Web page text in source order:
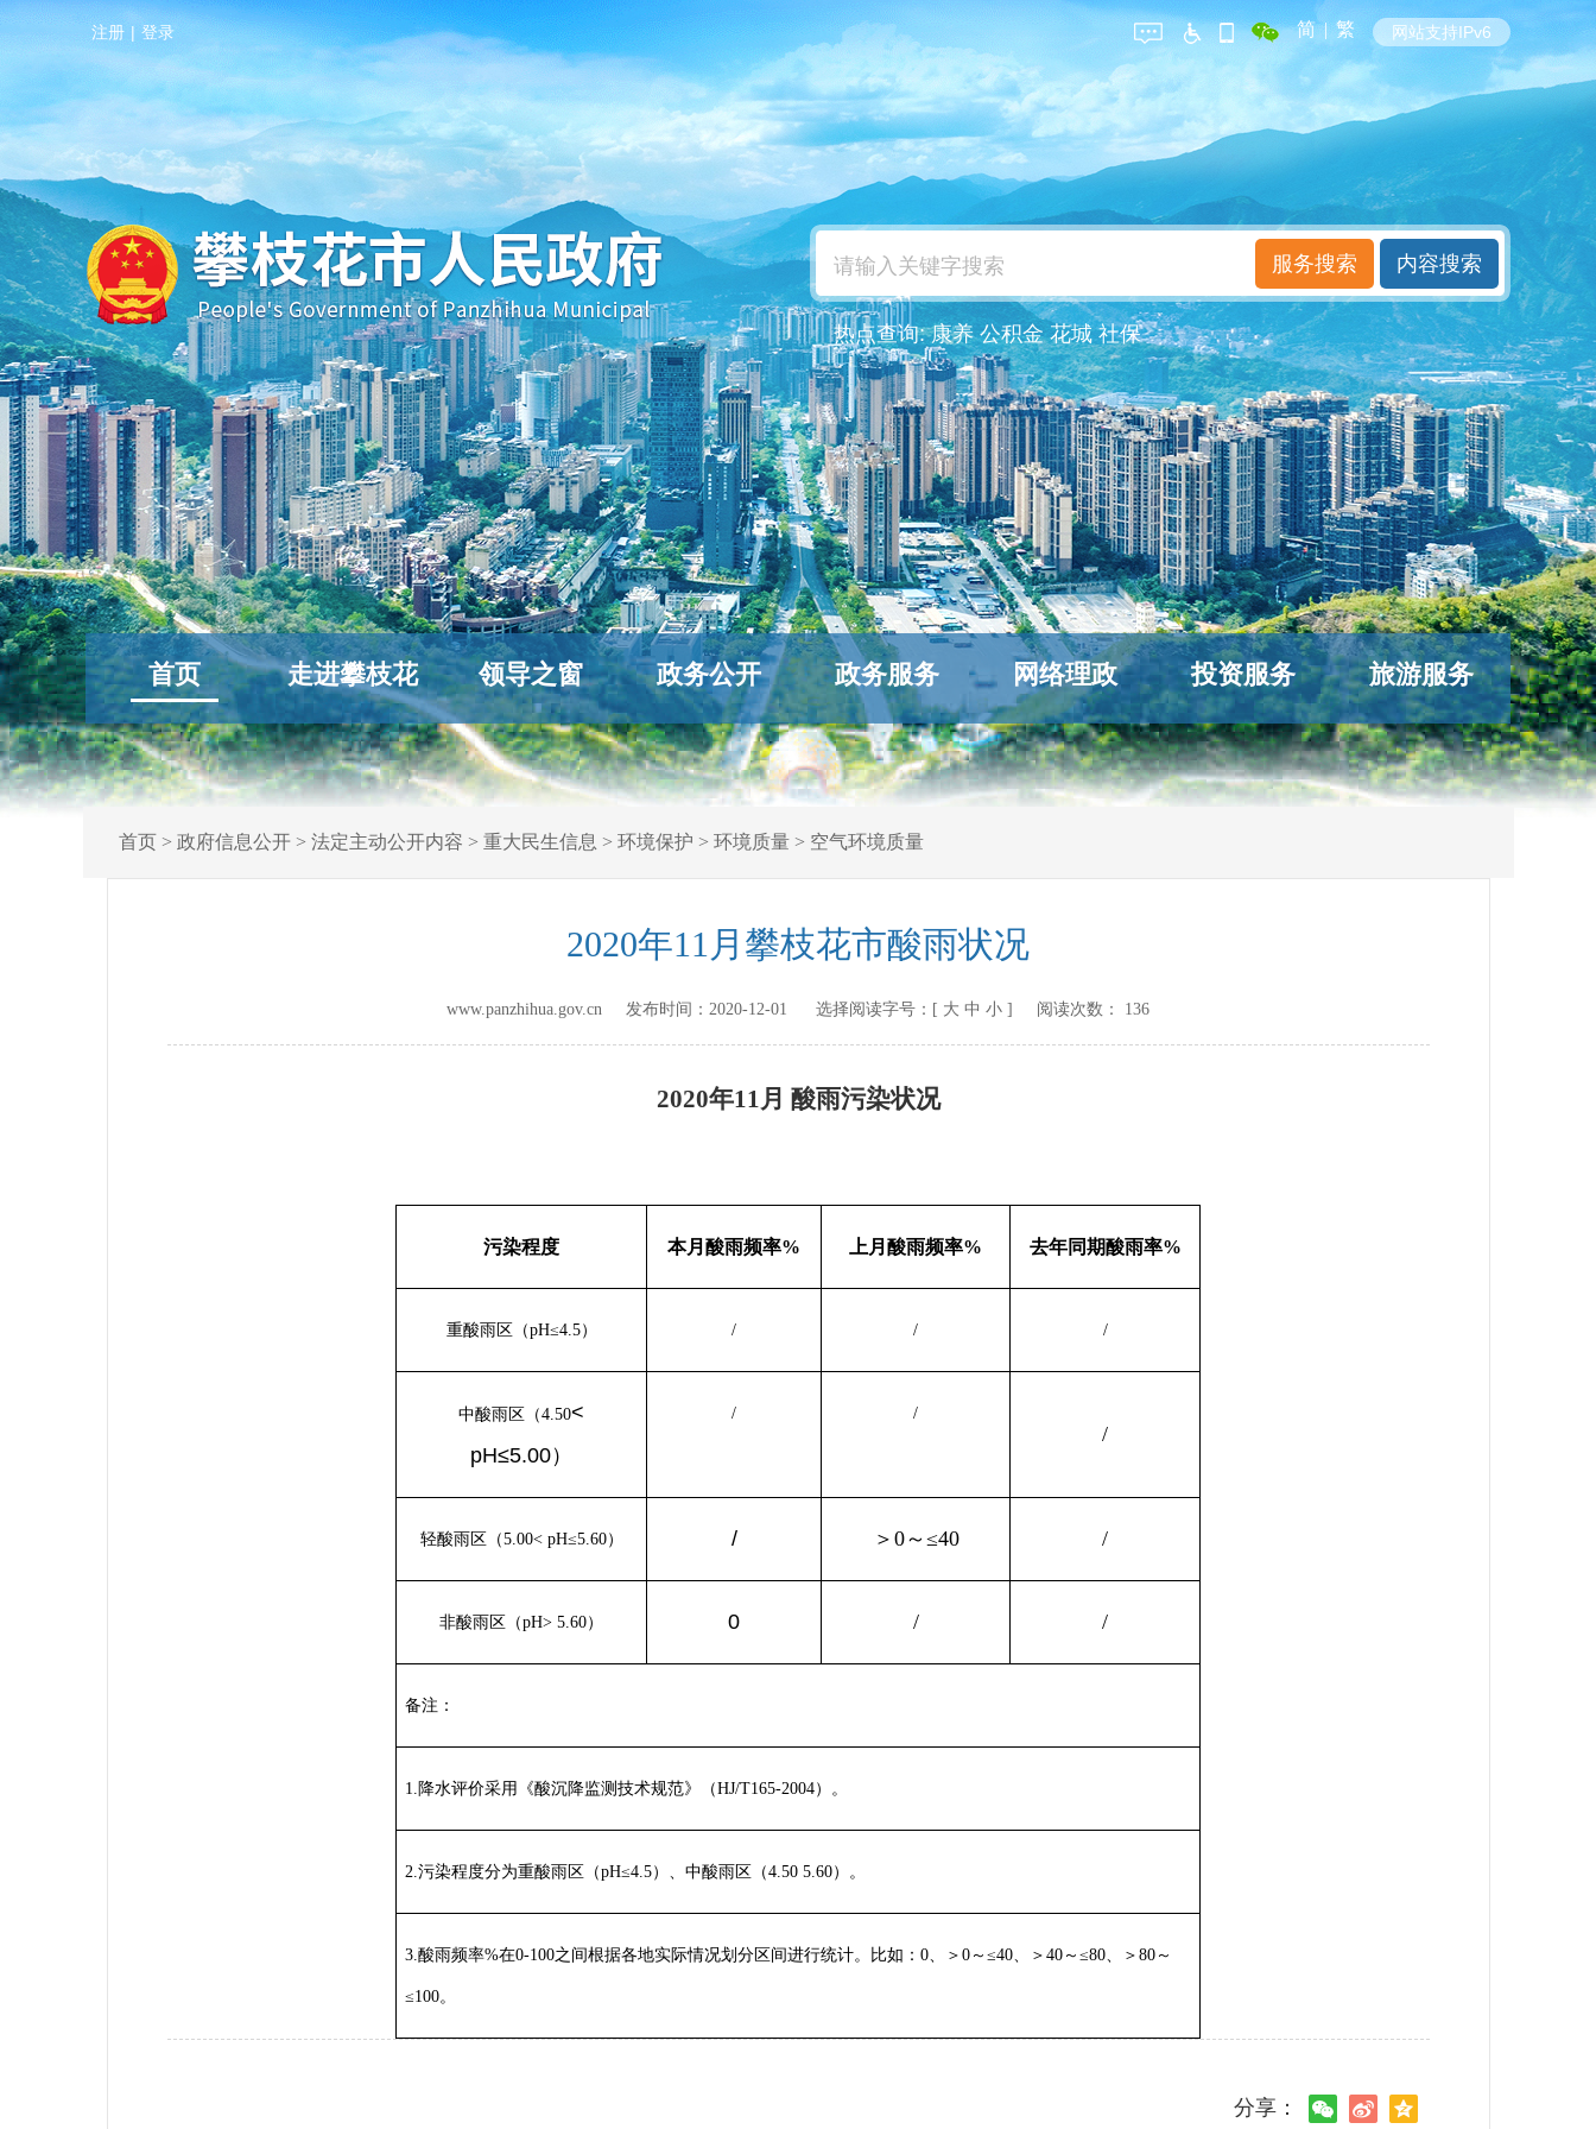
注册 | 登录 简 | 繁 网站支持IPv6
热点查询:康养 公积金 花城 社保
首页 走进攀枝花 领导之窗 政务公开 政务服务 网络理政 投资服务 旅游服务
首页> 政府信息公开> 法定主动公开内容 > 重大民生信息 > 环境保护 > 环境质量> 空气环境质量
2020年11月攀枝花市酸雨状况
www.panzhihua.gov.cn 发布时间： 2020-12-01 选择阅读字号：[ 大 中 小 ] 阅读次数： 136
2020年11月 酸雨污染状况
污染程度 本月酸雨频率% 上月酸雨频率% 去年同期酸雨率%
重酸雨区（pH≤4.5） / / /
中酸雨区（4.50<
pH≤5.00）
/ /
/
轻酸雨区（5.00< pH≤5.60） / ＞0～≤40 /
非酸雨区（pH> 5.60） 0 / /
备注：
1.降水评价采用《酸沉降监测技术规范》（HJ/T165-2004）。
2.污染程度分为重酸雨区（pH≤4.5）、中酸雨区（4.50 5.60）。
3.酸雨频率%在0-100之间根据各地实际情况划分区间进行统计。比如：0、＞0～≤40、＞40～≤80、＞80～
≤100。
分享：